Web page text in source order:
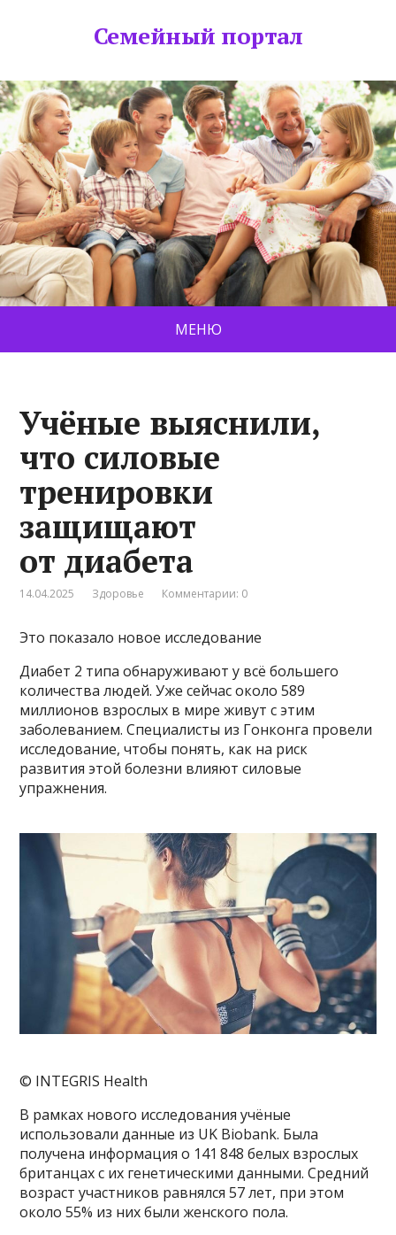
Семейный портал
МЕНЮ
Учёные выяснили,
что силовые
тренировки
защищают
от диабета
14.04.2025 Здоровье Комментарии: 0
Это показало новое исследование
Диабет 2 типа обнаруживают у всё большего
количества людей. Уже сейчас около 589
миллионов взрослых в мире живут с этим
заболеванием. Специалисты из Гонконга провели
исследование, чтобы понять, как на риск
развития этой болезни влияют силовые
упражнения.
© INTEGRIS Health
В рамках нового исследования учёные
использовали данные из UK Biobank. Была
получена информация о 141 848 белых взрослых
британцах с их генетическими данными. Средний
возраст участников равнялся 57 лет, при этом
около 55% из них были женского пола.